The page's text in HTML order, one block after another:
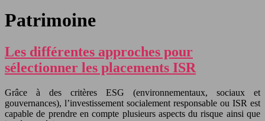
Patrimoine
Les différentes approches pour
sélectionner les placements ISR
Grâce à des critères ESG (environnementaux, sociaux et
gouvernances), l’investissement socialement responsable ou ISR est
capable de prendre en compte plusieurs aspects du risque ainsi que